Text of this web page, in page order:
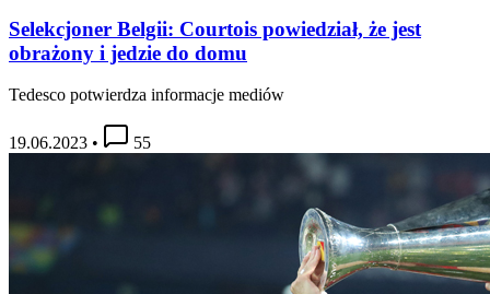
Selekcjoner Belgii: Courtois powiedział, że jest
obrażony i jedzie do domu
Tedesco potwierdza informacje mediów
19.06.2023 • 55